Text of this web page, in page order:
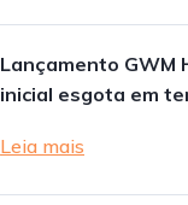
Lançamento GWM
inicial esgota em
Leia mais